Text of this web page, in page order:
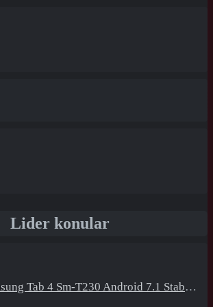
Lider konular
Tab 4 Sm-T230 Android 7.1 Stabil Eba Destekli Yazılım